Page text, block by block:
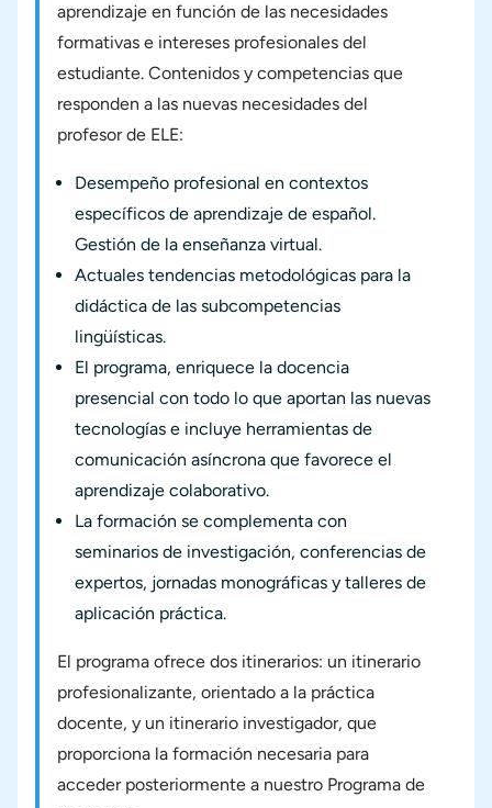
aprendizaje en función de las necesidades
formativas e intereses profesionales del
estudiante. Contenidos y competencias que
responden a las nuevas necesidades del
profesor de ELE:
Desempeño profesional en contextos
específicos de aprendizaje de español.
Gestión de la enseñanza virtual.
Actuales tendencias metodológicas para la
didáctica de las subcompetencias
lingüísticas.
El programa, enriquece la docencia
presencial con todo lo que aportan las nuevas
tecnologías e incluye herramientas de
comunicación asíncrona que favorece el
aprendizaje colaborativo.
La formación se complementa con
seminarios de investigación, conferencias de
expertos, jornadas monográficas y talleres de
aplicación práctica.
El programa ofrece dos itinerarios: un itinerario
profesionalizante, orientado a la práctica
docente, y un itinerario investigador, que
proporciona la formación necesaria para
acceder posteriormente a nuestro Programa de